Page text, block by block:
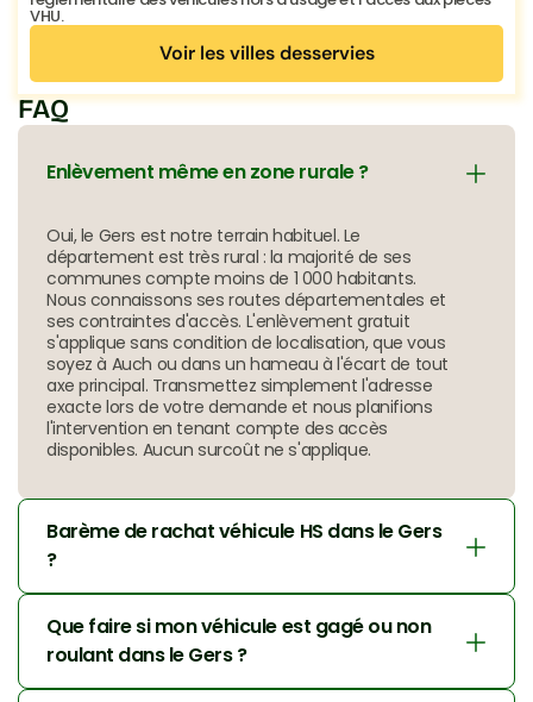
VHU.
Voir les villes desservies
Voir les villes desservies
FAQ
Enlèvement même en zone rurale ?
Oui, le Gers est notre terrain habituel. Le
département est très rural : la majorité de ses
communes compte moins de 1 000 habitants.
Nous connaissons ses routes départementales et
ses contraintes d'accès. L'enlèvement gratuit
s'applique sans condition de localisation, que vous
soyez à Auch ou dans un hameau à l'écart de tout
axe principal. Transmettez simplement l'adresse
exacte lors de votre demande et nous planifions
l'intervention en tenant compte des accès
disponibles. Aucun surcoût ne s'applique.
Barème de rachat véhicule HS dans le Gers
?
Que faire si mon véhicule est gagé ou non
roulant dans le Gers ?